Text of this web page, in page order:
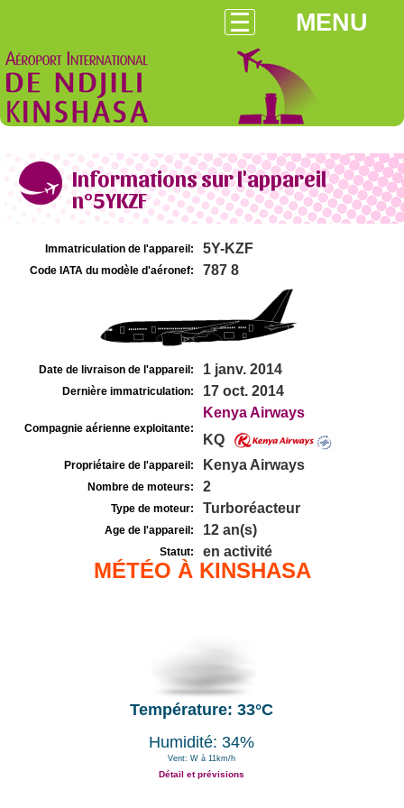
MENU
Informations sur l'appareil
n°5YKZF
Immatriculation de l'appareil: 5Y-KZF
Code IATA du modèle d'aéronef: 787 8
Date de livraison de l'appareil: 1 janv. 2014
Dernière immatriculation: 17 oct. 2014
Compagnie aérienne exploitante:
Kenya Airways
KQ
Propriétaire de l'appareil: Kenya Airways
Nombre de moteurs: 2
Type de moteur: Turboréacteur
Age de l'appareil: 12 an(s)
Statut: en activité
MÉTÉO À KINSHASA
Température: 33°C
Humidité: 34%
Vent: W à 11km/h
Détail et prévisions